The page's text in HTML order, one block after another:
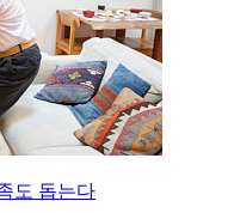
도 돕는다